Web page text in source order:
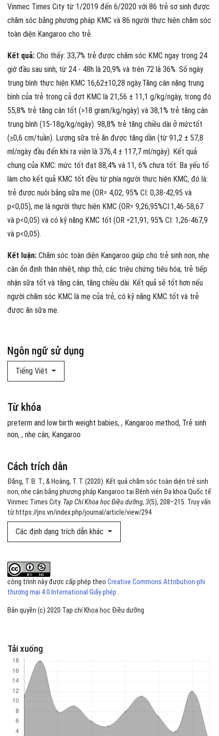
Ngôn ngữ sử dụng
Tiếng Việt
Cách trích dẫn
Đặng, T. B. T., & Hoàng, T. T. (2020). Kết quả chăm sóc toàn diện trẻ sinh
non, nhẹ cân bằng phương pháp Kangaroo tại Bệnh viện Đa khoa Quốc tế
Vinmec Times City. Tạp Chí Khoa học Điều dưỡng, 3(5), 208–215. Truy vấn
từ https://jns.vn/index.php/journal/article/view/294
Các định dạng trích dẫn khác
Tải xuống
Vinmec Times City từ 1/2019 đến 6/2020 với 86 trẻ sơ sinh được
chăm sóc bằng phương pháp KMC và 86 người thực hiện chăm sóc
toàn diện Kangaroo cho trẻ.
Kết quả: Cho thấy: 33,7% trẻ được chăm sóc KMC ngay trong 24
giờ đầu sau sinh; từ 24 - 48h là 20,9% và trên 72 là 36%. Số ngày
trung bình thực hiện KMC 16,62±10,28 ngày.Tăng cân nặng trung
bình của trẻ trong cả đợt KMC là 21,56 ± 11,1 g/kg/ngày, trong đó
55,8% trẻ tăng cân tốt (>18 gram/kg/ngày) và 38,1% trẻ tăng cân
trung bình (15-18g/kg/ngày). 98,8% trẻ tăng chiều dài ở mứctốt
(≥0,6 cm/tuần). Lượng sữa trẻ ăn được tăng dần (từ 91,2 ± 57,8
ml/ngày đầu đến khi ra viện là 376,4 ± 117,7 ml/ngày). Kết quả
chung của KMC: mức tốt đạt 88,4% và 11, 6% chưa tốt. Ba yếu tố
làm cho kết quả KMC tốt đều từ phía người thực hiện KMC, đó là:
trẻ được nuôi bằng sữa mẹ (OR= 4,02; 95% CI: 0,38-42,95 và
p<0,05), mẹ là người thực hiện KMC (OR= 9,26;95%CI:1,46-58,67
và p<0,05) và có kỹ năng KMC tốt (OR =21,91; 95% CI: 1,26-467,9
và p<0,05).
Kết luận: Chăm sóc toàn diện Kangaroo giúp cho trẻ sinh non, nhẹ
cân ổn định thân nhiệt, nhịp thở, các triệu chứng tiêu hóa; trẻ tiếp
nhận sữa tốt và tăng cân, tăng chiều dài. Kết quả sẽ tốt hơn nếu
người chăm sóc KMC là mẹ của trẻ, có kỹ năng KMC tốt và trẻ
được ăn sữa mẹ.
Từ khóa
preterm and low birth weight babies , Kangaroo method Trẻ sinh
non , nhẹ cân; Kangaroo
công trình này được cấp phép theo Creative Commons Attribution-phi
thương mại 4.0 International Giấy phép .
Bản quyền (c) 2020 Tạp chí Khoa học Điều dưỡng